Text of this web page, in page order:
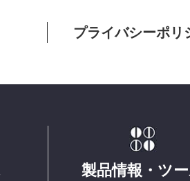
プライバシーポリ
製品情報・ツ